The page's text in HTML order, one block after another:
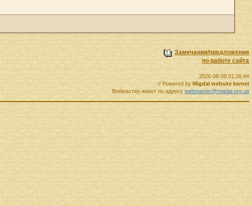
Замечания/предложения
по работе сайта
2026-08-09 01:26:44
// Powered byMigdal website kernel
Вебмастер живет по адресуwebmaster@migdal.org.ua